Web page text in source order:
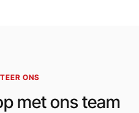
ONS
met ons team